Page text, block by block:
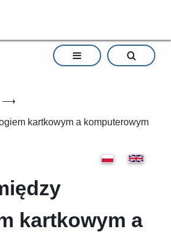
⟶
kartkowym a komputerowym
kartkowym a